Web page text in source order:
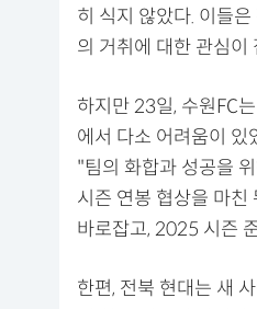
히 식지 않았다. 이들
의 거취에 대한 관심이
하지만 23일, 수원FC
에서 다소 어려움이 있
"팀의 화합과 성공을
시즌 연봉 협상을 마친
바로잡고, 2025 시즌
한편, 전북 현대는 새